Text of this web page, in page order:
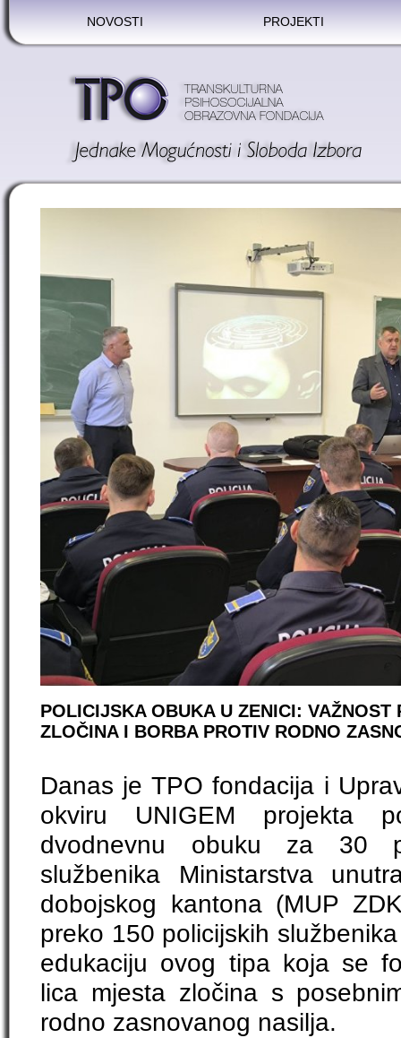
NOVOSTI PROJEKTI
POLICIJSKA OBUKA U ZENICI: VAŽNOST
ZLOČINA I BORBA PROTIV RODNO
Danas je TPO fondacija i
okviru UNIGEM projekta
dvodnevnu obuku za 30
službenika Ministarstva
dobojskog kantona (MUP
preko 150 policijskih
edukaciju ovog tipa koja se
lica mjesta zločina s
rodno zasnovanog nasilja.